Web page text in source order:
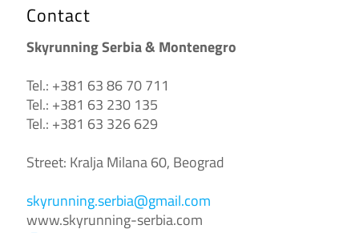
Contact
Skyrunning Serbia & Montenegro
Tel.: +381 63 86 70 711
Tel.: +381 63 230 135
Tel.: +381 63 326 629
Street: Kralja Milana 60, Beograd
skyrunning.serbia@gmail.com
www.skyrunning-serbia.com